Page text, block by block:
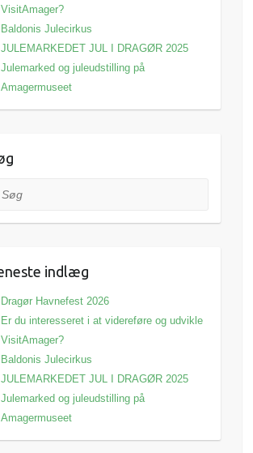
VisitAmager?
Baldonis Julecirkus
JULEMARKEDET JUL I DRAGØR 2025
Julemarked og juleudstilling på
Amagermuseet
indlæg
Dragør Havnefest 2026
Er du interesseret i at videreføre og udvikle
VisitAmager?
Baldonis Julecirkus
JULEMARKEDET JUL I DRAGØR 2025
Julemarked og juleudstilling på
Amagermuseet